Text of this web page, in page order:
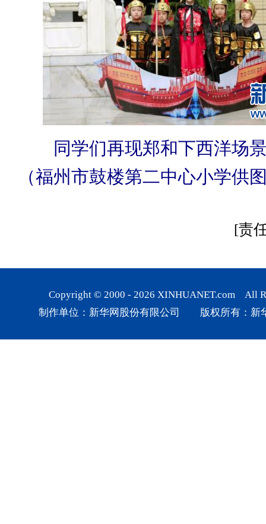
同学们再现郑和下西洋场景
（福州市鼓楼第二中心小学供
[责
Copyright © 2000 - 2026 XINHUANET.com All
制作单位：新华网股份有限公司 版权所有：新